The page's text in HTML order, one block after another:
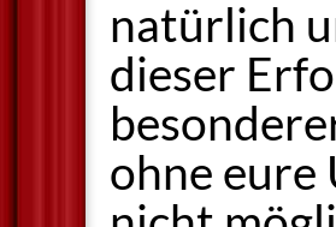
natürlich
dieser
ohne eure